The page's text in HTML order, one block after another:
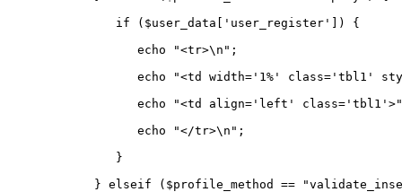
if ($user_data['user_register']) {
echo "<tr>\n";
echo "<td width='1%' class='tbl1'
echo "<td align='left'
echo "</tr>\n";
}
} elseif ($profile_method ==